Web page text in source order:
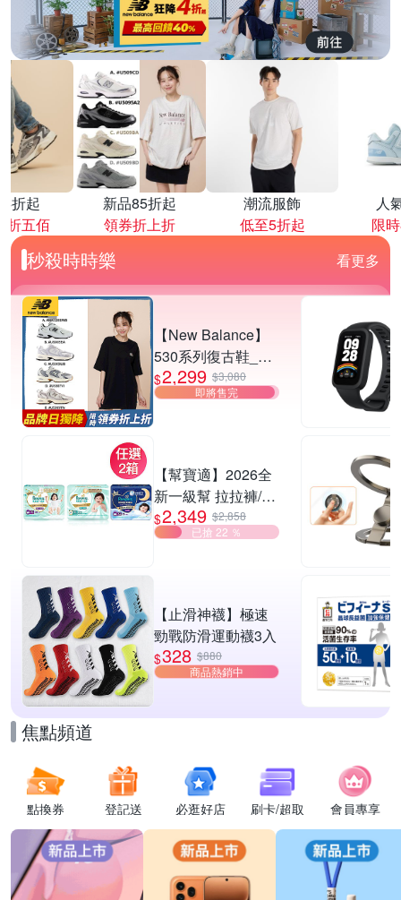
折起
折五佰
新品85折起
領券折上折
潮流服飾
低至5折起
人
限
秒殺時時樂 看更多
【New Balance】
530系列復古鞋_中
性_5款任選
(MR530EWB/U530
$2,299 $3,080
即將售完
【幫寶適】2026全
新一級幫 拉拉褲/黏
貼型/夜用褲型 多款
任選2箱
$2,349 $2,858
已搶 22 ％
【止滑神襪】極速
勁戰防滑運動襪3入
$328 $880
商品熱銷中
焦點頻道
點換券 登記送 必逛好店 刷卡/超取 會員專享